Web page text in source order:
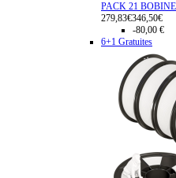
PACK 21
279,83€346,50€
-80,00 €
6+1 Gratuites